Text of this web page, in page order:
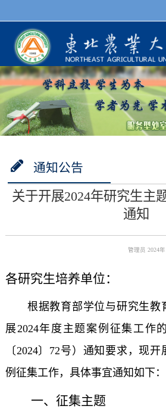
通知公告
关于开展2024年研究生主
通知
管理员 2024年
各研究生培养单位：
根据教育部学位与研究生教
展2024年度主题案例征集工作
〔2024〕72号）通知要求，现
例征集工作，具体事宜通知如下：
一、征集主题